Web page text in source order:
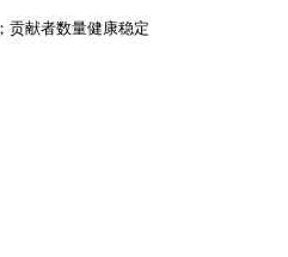
献者数量健康稳定